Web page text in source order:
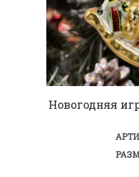
Новогодняя